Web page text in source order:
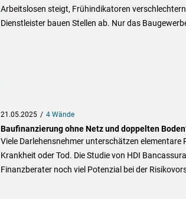
Arbeitslosen steigt, Frühindikatoren
Dienstleister bauen Stellen ab. Nur das
21.05.2025 4 Wände
Baufinanzierung ohne Netz und doppelten
Viele Darlehensnehmer unterschätzen elementare
Krankheit oder Tod. Die Studie von HDI
Finanzberater noch viel Potenzial bei der